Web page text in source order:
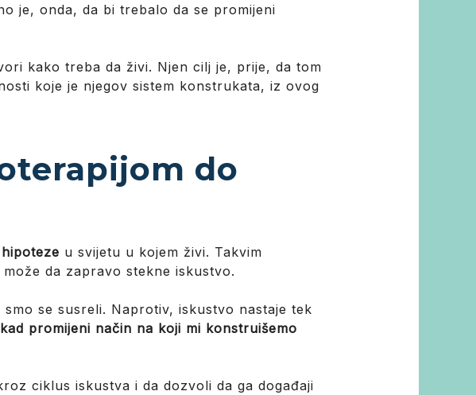
je, onda, da bi trebalo da se promijeni
kako treba da živi. Njen cilj je, prije, da tom
koje je njegov sistem konstrukata, iz ovog
do
u svijetu u kojem živi. Takvim
da zapravo stekne iskustvo.
smo se susreli. Naprotiv, iskustvo nastaje tek
kad promijeni način na koji mi konstruišemo
ciklus iskustva i da dozvoli da ga događaji